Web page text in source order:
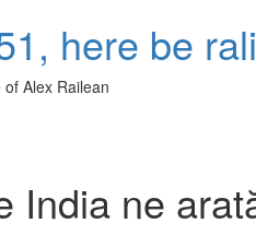
here be
Alex Railean
India ne